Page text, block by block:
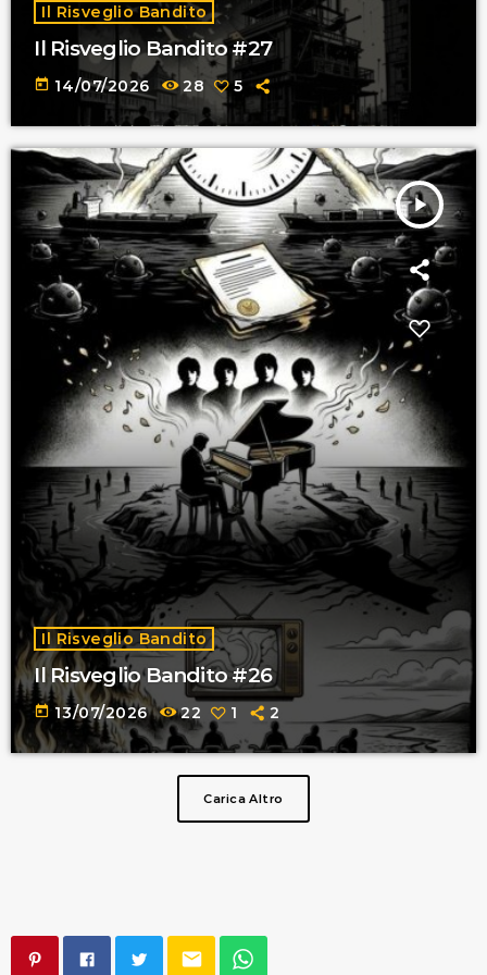
Il Risveglio Bandito
Il Risveglio Bandito #27
today 14/07/2026 28 5
play_arrow
Il Risveglio Bandito
Il Risveglio Bandito #26
today 13/07/2026 22 1 2
Carica Altro
email